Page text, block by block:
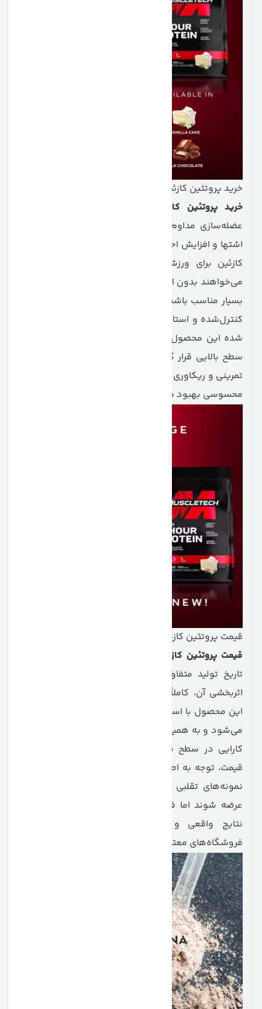
خرید پروتئین کازئین ماسل تک
خرید پروتئین کازئین ماسل
عضله‌سازی مداوم، مزیت مهم دیگری نیز دارد: کنترل
اشتها و افزایش احساس سیری. این ویژگی باعث می‌شود
کازئین برای ورزشکارانی که در دوره کات هستند یا
می‌خواهند بدون افزایش چربی، عضله‌سازی کنند، گزینه‌ای
بسیار مناسب باشد. طعم مطلوب، حل‌شدن خوب، کیفیت
کنترل‌شده و استانداردهای تولید بی‌نظیر ماسل‌تک باعث
شده این محصول در رقابت با برندهای معتبر جهانی در
سطح بالایی قرار گیرد. استفاده از این پروتئین، عملکرد
تمرینی و ریکاوری را در طول شب و بین وعده‌ها به شکل
محسوسی بهبود می‌بخشد.
قیمت پروتئین کازئین ماسل تک
قیمت پروتئین کازئین ماسل تک
تاریخ تولید متفاوت است، اما در مقایسه با کیفیت و
اثربخشی آن، کاملاً منطقی و ارزشمند محسوب می‌شود.
این محصول با استانداردهای بالای برند
می‌شود و به همین دلیل از نظر خلوص، درصد پروتئین و
کارایی در سطح بسیار بالایی قرار دارد. هنگام بررسی
قیمت، توجه به اصالت محصول اهمیت ویژه‌ای دارد، زیرا
نمونه‌های تقلبی در بازار ممکن است با قیمت پایین‌تر
عرضه شوند اما فاقد کیفیت و کارایی لازم باشند. برای
نتایج واقعی و مؤثر، همیشه توصیه می‌شود از
فروشگاه‌های معتبر و دارای ضمانت اصالت کالا خرید کنید.